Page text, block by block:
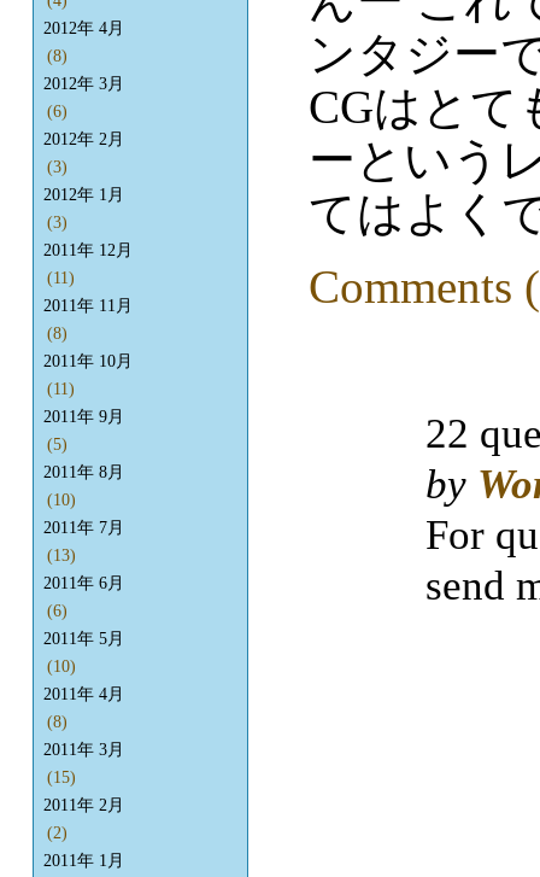
ンタジー
CGはとて
ーという
てはよく
Comments
2012年 4月
(8)
2012年 3月
(6)
2012年 2月
(3)
2012年 1月
(3)
2011年 12月
(11)
2011年 11月
(8)
2011年 10月
(11)
2011年 9月
(5)
2011年 8月
(10)
2011年 7月
(13)
2011年 6月
(6)
2011年 5月
(10)
2011年 4月
(8)
2011年 3月
(15)
2011年 2月
(2)
2011年 1月
22
by
For
send